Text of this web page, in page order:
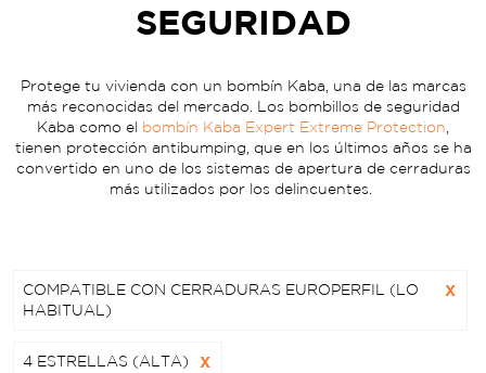
SEGURIDAD
Protege tu vivienda con un bombín Kaba, una de las marcas
más reconocidas del mercado. Los bombillos de seguridad
Kaba como el bombín Kaba Expert Extreme Protection,
tienen protección antibumping, que en los últimos años se ha
convertido en uno de los sistemas de apertura de cerraduras
más utilizados por los delincuentes.
COMPATIBLE CON CERRADURAS EUROPERFIL (LO
HABITUAL)
X
4 ESTRELLAS (ALTA) X